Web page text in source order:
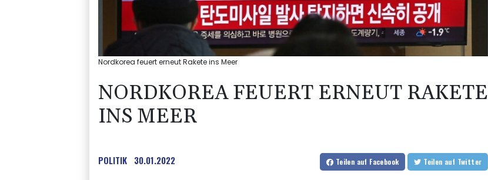
Nordkorea feuert erneut Rakete ins Meer
NORDKOREA FEUERT ERNEUT RAKETE
INS MEER
POLITIK 30.01.2022 Teilen auf Facebook Teilen auf Twitter